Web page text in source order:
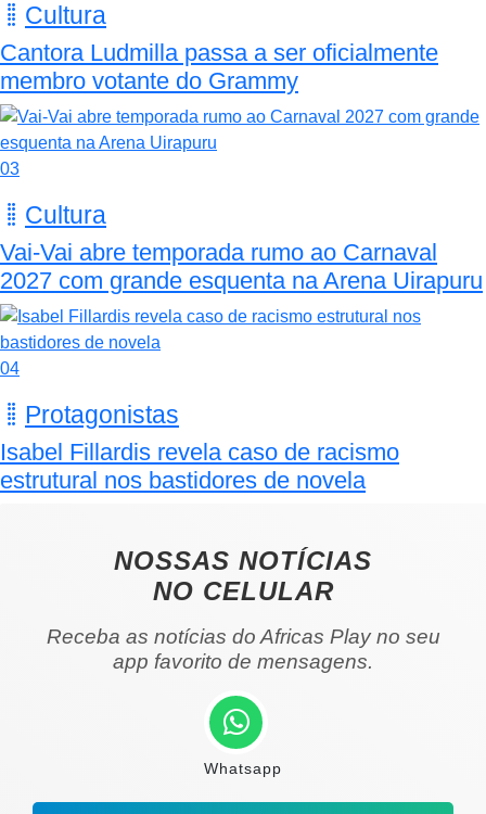
Cultura
Cantora Ludmilla passa a ser oficialmente
membro votante do Grammy
03
Cultura
Vai-Vai abre temporada rumo ao Carnaval
2027 com grande esquenta na Arena Uirapuru
04
Protagonistas
Isabel Fillardis revela caso de racismo
estrutural nos bastidores de novela
NOSSAS NOTÍCIAS
NO CELULAR
Receba as notícias do Africas Play no seu
app favorito de mensagens.
Whatsapp